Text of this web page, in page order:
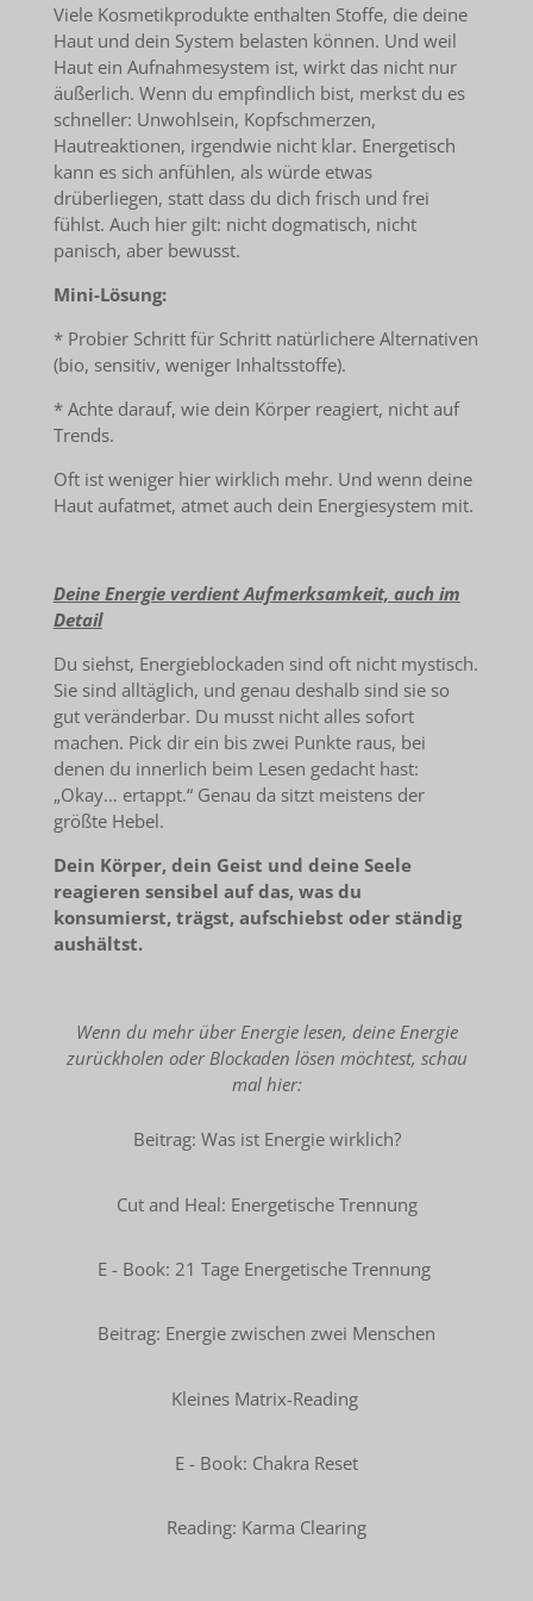
Viele Kosmetikprodukte enthalten Stoffe, die deine
Haut und dein System belasten können. Und weil
Haut ein Aufnahmesystem ist, wirkt das nicht nur
äußerlich. Wenn du empfindlich bist, merkst du es
schneller: Unwohlsein, Kopfschmerzen,
Hautreaktionen, irgendwie nicht klar. Energetisch
kann es sich anfühlen, als würde etwas
drüberliegen, statt dass du dich frisch und frei
fühlst. Auch hier gilt: nicht dogmatisch, nicht
panisch, aber bewusst.
Mini-Lösung:
* Probier Schritt für Schritt natürlichere Alternativen
(bio, sensitiv, weniger Inhaltsstoffe).
* Achte darauf, wie dein Körper reagiert, nicht auf
Trends.
Oft ist weniger hier wirklich mehr. Und wenn deine
Haut aufatmet, atmet auch dein Energiesystem mit.
Deine Energie verdient Aufmerksamkeit, auch im
Detail
Du siehst, Energieblockaden sind oft nicht mystisch.
Sie sind alltäglich, und genau deshalb sind sie so
gut veränderbar. Du musst nicht alles sofort
machen. Pick dir ein bis zwei Punkte raus, bei
denen du innerlich beim Lesen gedacht hast:
„Okay… ertappt.“ Genau da sitzt meistens der
größte Hebel.
Dein Körper, dein Geist und deine Seele
reagieren sensibel auf das, was du
konsumierst, trägst, aufschiebst oder ständig
aushältst.
Wenn du mehr über Energie lesen, deine Energie
zurückholen oder Blockaden lösen möchtest, schau
mal hier:
Beitrag: Was ist Energie wirklich?
Cut and Heal: Energetische Trennung
E - Book: 21 Tage Energetische Trennung
Beitrag: Energie zwischen zwei Menschen
Kleines Matrix-Reading
E - Book: Chakra Reset
Reading: Karma Clearing